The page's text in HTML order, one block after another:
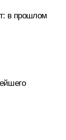
в прошлом